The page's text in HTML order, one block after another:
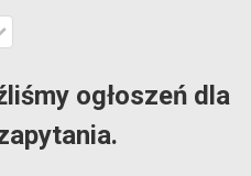
ogłoszeń dla